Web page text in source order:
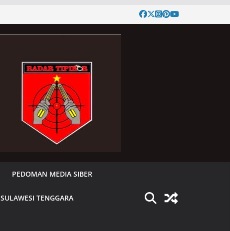
PEDOMAN MEDIA SIBER
SULAWESI TENGGARA